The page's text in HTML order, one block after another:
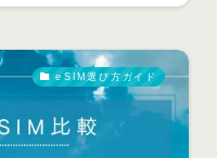
eSIM選び方ガイド